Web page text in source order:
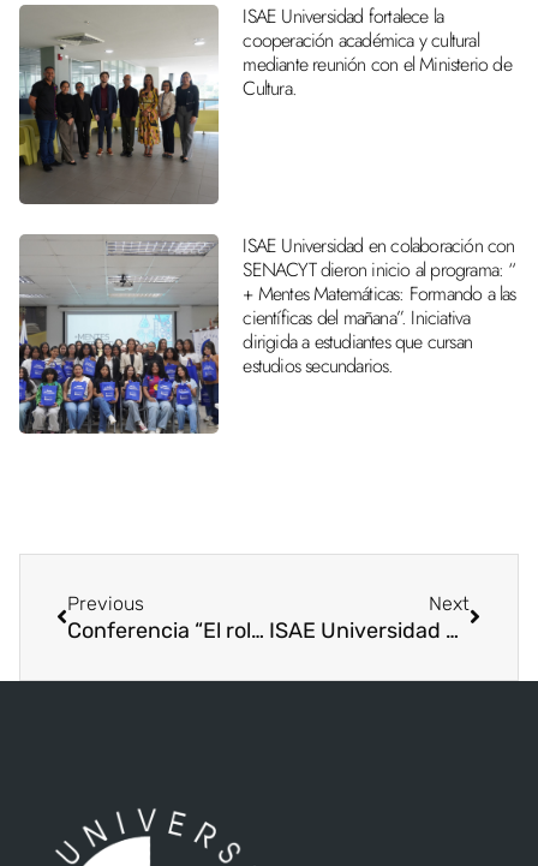
ISAE Universidad fortalece la
cooperación académica y cultural
mediante reunión con el Ministerio de
Cultura.
ISAE Universidad en colaboración con
SENACYT dieron inicio al programa: “
+ Mentes Matemáticas: Formando a las
científicas del mañana”. Iniciativa
dirigida a estudiantes que cursan
estudios secundarios.
Previous
Conferencia “El rol del estudiante de turismo para el desarrollo del país”
Next
ISAE Universidad presenta la segunda edición de la noche de talentos.